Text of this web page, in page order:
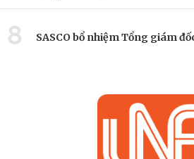
8 SASCO bổ nhiệm Tổng giám